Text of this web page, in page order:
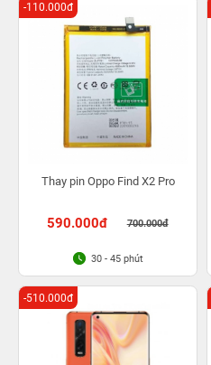
Thay pin Oppo Find X2 Pro
590.000đ 700.000đ
-110.000đ
30 - 45 phút
-510.000đ